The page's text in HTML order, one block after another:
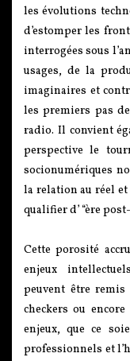
les évolutions
d’estomper les
interrogées sous
usages, de la
imaginaires et
les premiers pas
radio. Il convient
perspective le
socionumériques
la relation au réel
qualifier d’ “ère
Cette porosité
enjeux
peuvent être remis
checkers ou
enjeux, que ce
professionnels et